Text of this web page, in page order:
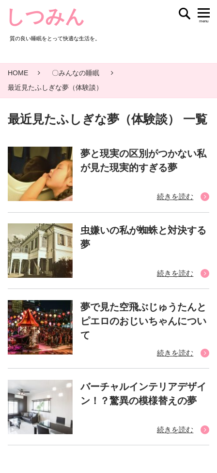
しつみん
質の良い睡眠をとって快適な生活を。
menu
HOME
〇みんなの睡眠
最近見たふしぎな夢（体験談）
最近見たふしぎな夢（体験談） 一覧
夢と現実の区別がつかない私
が見た現実的すぎる夢
続きを読む
虫嫌いの私が蜘蛛と対決する
夢
続きを読む
夢で見た空飛ぶじゅうたんと
ピエロのおじいちゃんについ
て
続きを読む
バーチャルインテリアデザイ
ン！？驚異の模様替えの夢
続きを読む